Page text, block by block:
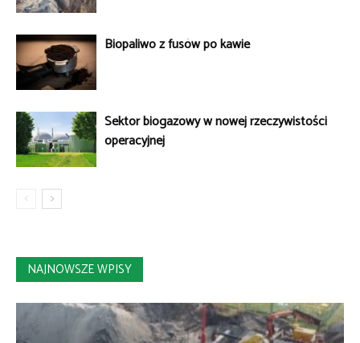
Biopaliwo z fusów po kawie
Sektor biogazowy w nowej rzeczywistości
operacyjnej
NAJNOWSZE WPISY